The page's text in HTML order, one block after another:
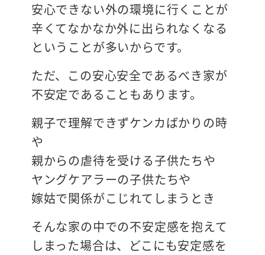
安心できない外の環境に行くことが
辛くてなかなか外に出られなくなる
ということが多いからです。
ただ、この安心安全であるべき家が
不安定であることもあります。
親子で理解できずケンカばかりの時
や
親からの虐待を受ける子供たちや
ヤングケアラーの子供たちや
嫁姑で関係がこじれてしまうとき
そんな家の中での不安定感を抱えて
しまった場合は、どこにも安定感を